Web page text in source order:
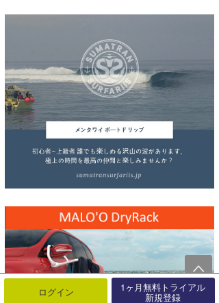
wanda
banpaku
Mr.K
chappy
Romisea
ログイン 1ヶ月無料トライアル
新規登録